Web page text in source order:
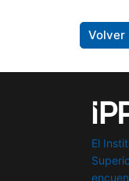
Volver
El